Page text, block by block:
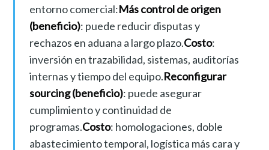
entorno comercial:Más control de origen
(beneficio): puede reducir disputas y
rechazos en aduana a largo plazo.Costo:
inversión en trazabilidad, sistemas, auditorías
internas y tiempo del equipo.Reconfigurar
sourcing (beneficio): puede asegurar
cumplimiento y continuidad de
programas.Costo: homologaciones, doble
abastecimiento temporal, logística más cara y